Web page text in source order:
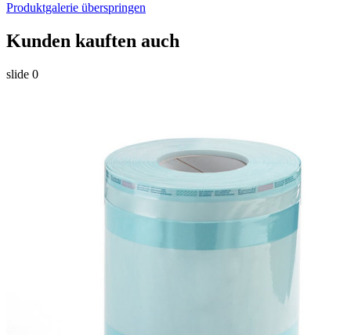
Produktgalerie überspringen
Kunden kauften auch
slide 0